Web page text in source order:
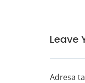
Leave
Adresa